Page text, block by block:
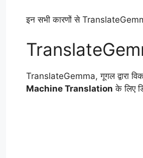
इन सभी कारणों से
TranslateGemma, गूगल द्वारा
Machine Translation के लिए